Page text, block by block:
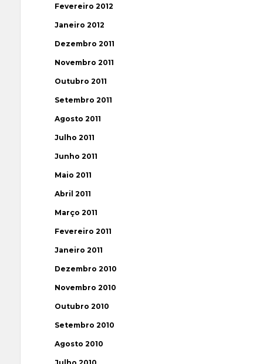
Fevereiro 2012
Janeiro 2012
Dezembro 2011
Novembro 2011
Outubro 2011
Setembro 2011
Agosto 2011
Julho 2011
Junho 2011
Maio 2011
Abril 2011
Março 2011
Fevereiro 2011
Janeiro 2011
Dezembro 2010
Novembro 2010
Outubro 2010
Setembro 2010
Agosto 2010